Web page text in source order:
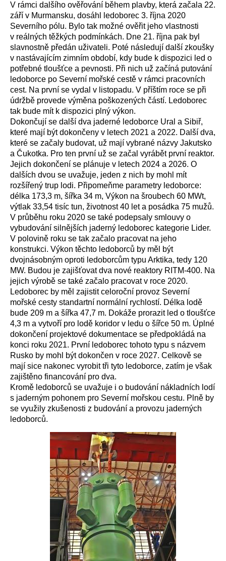
V rámci dalšího ověřování během plavby, která začala 22.
září v Murmansku, dosáhl ledoborec 3. října 2020
Severního pólu. Bylo tak možné ověřit jeho vlastnosti
v reálných těžkých podmínkách. Dne 21. října pak byl
slavnostně předán uživateli. Poté následují další zkoušky
v nastávajícím zimním období, kdy bude k dispozici led o
potřebné tloušťce a pevnosti. Při nich už začíná putování
ledoborce po Severní mořské cestě v rámci pracovních
cest. Na první se vydal v listopadu. V příštím roce se při
údržbě provede výměna poškozených částí. Ledoborec
tak bude mít k dispozici plný výkon.
Dokončují se další dva jaderné ledoborce Ural a Sibiř,
které mají být dokončeny v letech 2021 a 2022. Další dva,
které se začaly budovat, už mají vybrané názvy Jakutsko
a Čukotka. Pro ten první už se začal vyrábět první reaktor.
Jejich dokončení se plánuje v letech 2024 a 2026. O
dalších dvou se uvažuje, jeden z nich by mohl mít
rozšířený trup lodi. Připomeňme parametry ledoborce:
délka 173,3 m, šířka 34 m, Výkon na šroubech 60 MWt,
výtlak 33,54 tisíc tun, životnost 40 let a posádka 75 mužů.
V průběhu roku 2020 se také podepsaly smlouvy o
vybudování silnějších jaderný ledoborec kategorie Lider.
V polovině roku se tak začalo pracovat na jeho
konstrukci. Výkon těchto ledoborců by měl být
dvojnásobným oproti ledoborcům typu Arktika, tedy 120
MW. Budou je zajišťovat dva nové reaktory RITM-400. Na
jejich výrobě se také začalo pracovat v roce 2020.
Ledoborec by měl zajistit celoroční provoz Severní
mořské cesty standartní normální rychlostí. Délka lodě
bude 209 m a šířka 47,7 m. Dokáže prorazit led o tloušťce
4,3 m a vytvoří pro lodě koridor v ledu o šířce 50 m. Úplné
dokončení projektové dokumentace se předpokládá na
konci roku 2021. První ledoborec tohoto typu s názvem
Rusko by mohl být dokončen v roce 2027. Celkově se
mají sice nakonec vyrobit tři tyto ledoborce, zatím je však
zajištěno financování pro dva.
Kromě ledoborců se uvažuje i o budování nákladních lodí
s jaderným pohonem pro Severní mořskou cestu. Plně by
se využily zkušenosti z budování a provozu jaderných
ledoborců.